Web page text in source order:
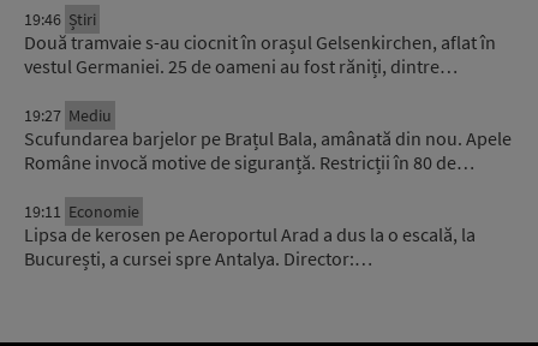
19:46 Știri
Două tramvaie s-au ciocnit în orașul Gelsenkirchen, aflat în
vestul Germaniei. 25 de oameni au fost răniți, dintre…
19:27 Mediu
Scufundarea barjelor pe Brațul Bala, amânată din nou. Apele
Române invocă motive de siguranță. Restricții în 80 de…
19:11 Economie
Lipsa de kerosen pe Aeroportul Arad a dus la o escală, la
București, a cursei spre Antalya. Director:…